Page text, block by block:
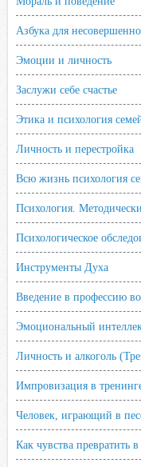
Азбука для
Эмоции и личность
Заслужи себе счастье
Этика и психология
Личность и перестройка
Всю жизнь психология
Психология.
Психологическое
Инструменты Духа
Введение в профессию
Эмоциональный
Личность и алкоголь
Импровизация в
Человек, играющий в
Как чувства превратить